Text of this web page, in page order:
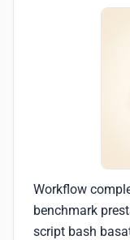
Workflow
benchmark
script bash